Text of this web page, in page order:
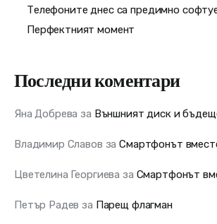
Телефоните днес са предимно
Перфектният момент
Последни коментари
Яна Добрева за Външният диск и
Владимир Славов заСмартфонът
Цветелина Георгиева за Смартфонът
Петър Радев за Парещ флагман